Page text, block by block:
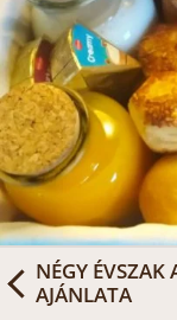
NÉGY
AJÁNLATA